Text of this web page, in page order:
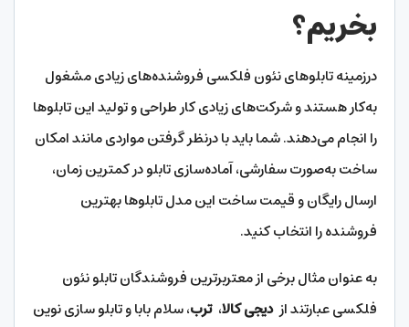
بخریم؟
درزمینه تابلوهای نئون فلکسی فروشنده‌های زیادی مشغول
به‌کار هستند و شرکت‌های زیادی کار طراحی و تولید این تابلوها
را انجام می‌دهند. شما باید با درنظر گرفتن مواردی مانند امکان
ساخت به‌صورت سفارشی، آماده‌سازی تابلو در کمترین زمان،
ارسال رایگان و قیمت ساخت این مدل تابلوها بهترین
فروشنده را انتخاب کنید.
به عنوان مثال برخی از معتربرترین فروشندگان تابلو نئون
فلکسی عبارتند ازدیجی کالا،ترب، سلام بابا و تابلو سازی نوین‌